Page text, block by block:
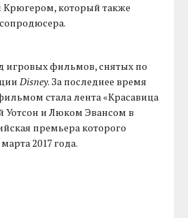
который также
игровых фильмов, снятых по
Disney. За последнее время
стала лента «Красавица
Уотсон и Люком Эвансом в
премьера которого
2017 года.